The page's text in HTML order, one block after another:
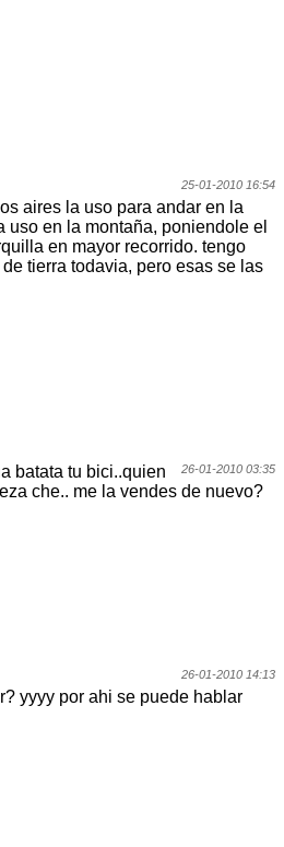
25-01-2010 16:54
aires la uso para andar en la
uso en la montaña, poniendole el
en mayor recorrido. tengo
tierra todavia, pero esas se las
26-01-2010 03:35
batata tu bici..quien
che.. me la vendes de nuevo?
26-01-2010 14:13
yyyy por ahi se puede hablar